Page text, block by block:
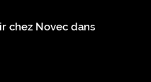
chez Novec dans